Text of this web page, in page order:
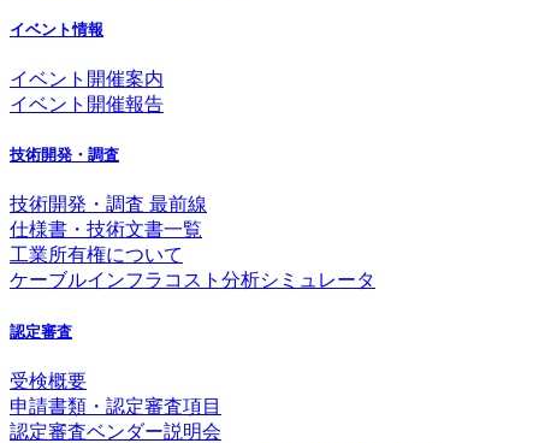
イベント情報
イベント開催案内
イベント開催報告
技術開発・調査
技術開発・調査 最前線
仕様書・技術文書一覧
工業所有権について
ケーブルインフラコスト分析シミュレータ
認定審査
受検概要
申請書類・認定審査項目
認定審査ベンダー説明会